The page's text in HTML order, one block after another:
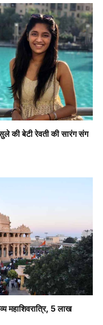
की बेटी रेवती की सारंग संग
महाशिवरात्रि, 5 लाख